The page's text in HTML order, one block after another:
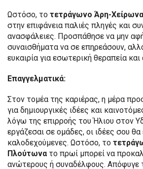
Ωστόσο, το τετράγωνο Άρη-Χείρωνα
στην επιφάνεια παλιές πληγές και
ανασφάλειες. Προσπάθησε να μην
συναισθήματα να σε επηρεάσουν,
ευκαιρία για εσωτερική θεραπεία και
Επαγγελματικά:
Στον τομέα της καριέρας, η μέρα
για δημιουργικές ιδέες και
λόγω της επιρροής του Ήλιου στον
εργάζεσαι σε ομάδες, οι ιδέες σου θα
καλοδεχούμενες. Ωστόσο, το
Πλούτωνατο πρωί μπορεί να
ανώτερους ή συναδέλφους. Απόφυγε